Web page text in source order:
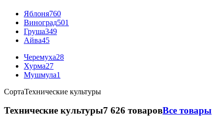
Яблоня760
Виноград501
Груша349
Айва45
Черемуха28
Хурма27
Мушмула1
СортаТехнические культуры
Технические культуры7 626 товаровВсе товары